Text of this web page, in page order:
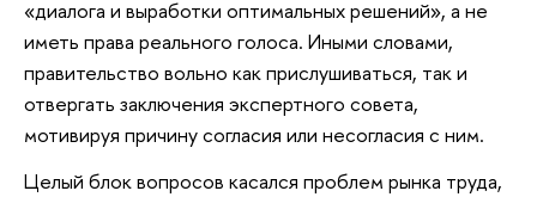
«диалога и выработки оптимальных решений», а не
иметь права реального голоса. Иными словами,
правительство вольно как прислушиваться, так и
отвергать заключения экспертного совета,
мотивируя причину согласия или несогласия с ним.
Целый блок вопросов касался проблем рынка труда,